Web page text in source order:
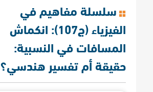
سلسلة مفاهيم في
الفيزياء (ج107): انكماش
المسافات في النسبية:
حقيقة أم تفسير هندسي؟